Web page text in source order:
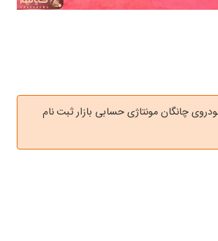
چانگان مونتاژی حسابی بازار ثبت نام